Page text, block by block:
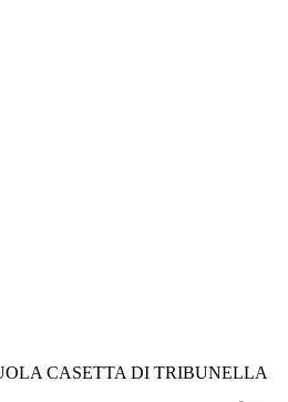
CASETTA DI TRIBUNELLA